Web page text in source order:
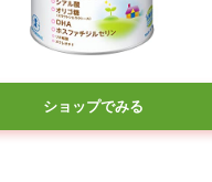
ショップでみる